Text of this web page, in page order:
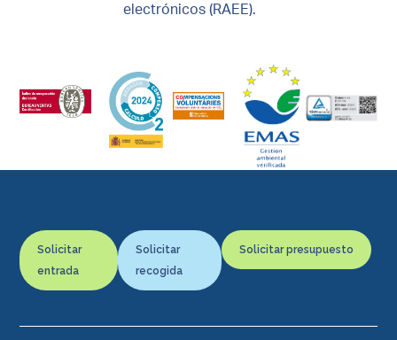
electrónicos (RAEE).
Solicitar
entrada
Solicitar
recogida
Solicitar presupuesto